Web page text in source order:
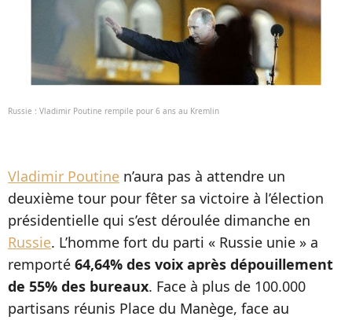
Russie : Vladimir Poutine rempile pour 6 ans au Kremlin
Vladimir Poutine n’aura pas à attendre un
deuxième tour pour fêter sa victoire à l’élection
présidentielle qui s’est déroulée dimanche en
Russie. L’homme fort du parti « Russie unie » a
remporté 64,64% des voix après dépouillement
de 55% des bureaux. Face à plus de 100.000
partisans réunis Place du Manège, face au